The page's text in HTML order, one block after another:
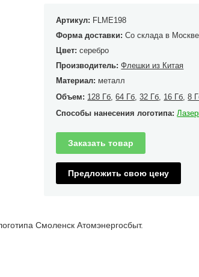
Артикул: FLME198
Форма доставки:Со склада в Москве
Цвет:серебро
Производитель:Флешки из Китая
Материал: металл
Объем: 128 Гб ,64 Гб ,32 Гб 16 Гб ,8
Способы нанесения логотипа:
Заказать товар
Предложить свою цену
Смоленск Атомэнергосбыт.